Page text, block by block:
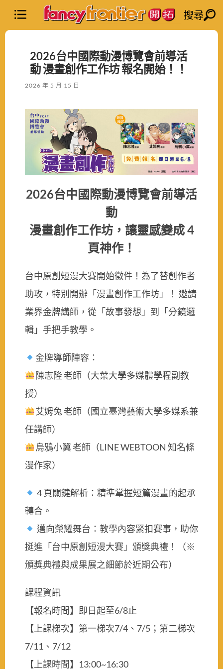
搜尋
2026台中國際動漫博覽會前導活
動 漫畫創作工作坊 報名開始！！
2026 年 5 月 15 日
2026台中國際動漫博覽會前導活
動
漫畫創作工作坊，讓靈感變成 4
頁神作！
台中原創短漫大賽開始徵件！為了替創作者
助攻，特別開辦「漫畫創作工作坊」！ 邀請
業界金牌講師，從「故事發想」到「分鏡邏
輯」手把手教學。
金牌導師陣容：
陳志隆 老師（大葉大學多媒體學程副教
授）
艾姆兔 老師（國立臺灣藝術大學多媒系兼
任講師）
烏鴉小翼 老師（LINE WEBTOON 知名條
漫作家）
4 頁關鍵解析：精準掌握短篇漫畫的起承
轉合。
邁向榮耀舞台：教學內容緊扣賽事，助你
挺進「台中原創短漫大賽」頒獎典禮！（※
頒獎典禮與成果展之細節於近期公布）
課程資訊
【報名時間】即日起至6/8止
【上課梯次】第一梯次7/4、7/5；第二梯次
7/11、7/12
【上課時間】13:00~16:30